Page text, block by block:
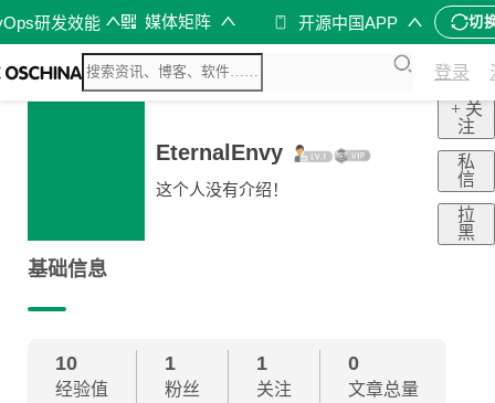
研发效能 媒体矩阵 开源中国APP 切
登录
EternalEnvy
这个人没有介绍！
+ 关
注
私
信
拉
黑
基础信息
10
经验值
1
粉丝
1
关注
0
文章总量